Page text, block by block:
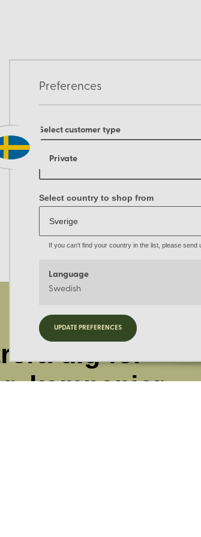
Preferences
Select customer type
Private
Select country to shop from
If you can't find your country in the list, please
Language
Swedish
UPDATE PREFERENCES
dig för
kampanjer